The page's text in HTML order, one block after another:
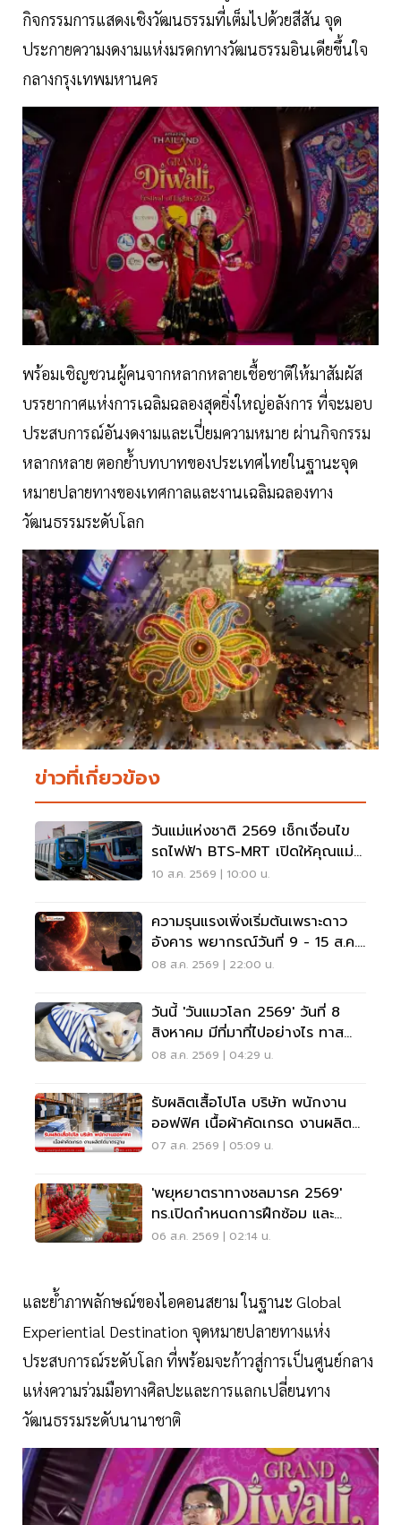
กิจกรรมการแสดงเชิงวัฒนธรรมที่เต็มไปด้วยสีสัน จุด
ประกายความงดงามแห่งมรดกทางวัฒนธรรมอินเดียขึ้นใจ
กลางกรุงเทพมหานคร
พร้อมเชิญชวนผู้คนจากหลากหลายเชื้อชาติให้มาสัมผัส
บรรยากาศแห่งการเฉลิมฉลองสุดยิ่งใหญ่อลังการ ที่จะมอบ
ประสบการณ์อันงดงามและเปี่ยมความหมาย ผ่านกิจกรรม
หลากหลาย ตอกย้ำบทบาทของประเทศไทยในฐานะจุด
หมายปลายทางของเทศกาลและงานเฉลิมฉลองทาง
วัฒนธรรมระดับโลก
ข่าวที่เกี่ยวข้อง
วันแม่แห่งชาติ 2569 เช็กเงื่อนไข
รถไฟฟ้า BTS-MRT เปิดให้คุณแม่
โดยสารฟรีตลอดสาย
10 ส.ค. 2569 | 10:00 น.
ความรุนแรงเพิ่งเริ่มต้นเพราะดาว
อังคาร พยากรณ์วันที่ 9 - 15 ส.ค.
2569
08 ส.ค. 2569 | 22:00 น.
วันนี้ 'วันแมวโลก 2569' วันที่ 8
สิงหาคม มีที่มาที่ไปอย่างไร ทาส
แมวต้องรู้
08 ส.ค. 2569 | 04:29 น.
รับผลิตเสื้อโปโล บริษัท พนักงาน
ออฟฟิศ เนื้อผ้าคัดเกรด งานผลิต
ได้มาตรฐาน
07 ส.ค. 2569 | 05:09 น.
'พยุหยาตราทางชลมารค 2569'
ทร.เปิดกำหนดการฝึกซ้อม และ
วันพระราชพิธี จุดชมขบวน
06 ส.ค. 2569 | 02:14 น.
และย้ำภาพลักษณ์ของไอคอนสยาม ในฐานะ Global
Experiential Destination จุดหมายปลายทางแห่ง
ประสบการณ์ระดับโลก ที่พร้อมจะก้าวสู่การเป็นศูนย์กลาง
แห่งความร่วมมือทางศิลปะและการแลกเปลี่ยนทาง
วัฒนธรรมระดับนานาชาติ